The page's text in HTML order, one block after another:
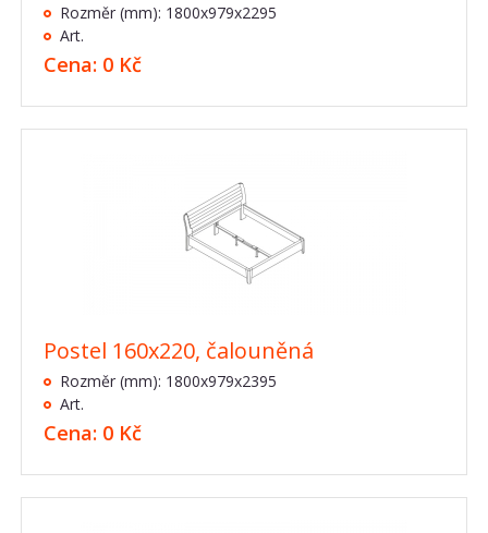
Rozměr (mm): 1800x979x2295
Art.
Cena: 0 Kč
Postel 160x220, čalouněná
Rozměr (mm): 1800x979x2395
Art.
Cena: 0 Kč